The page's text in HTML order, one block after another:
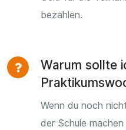
bezahlen.
Warum sollte
Wenn du noch
der Schule